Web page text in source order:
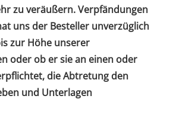
zu veräußern. Verpfändungen
uns der Besteller unverzüglich
zur Höhe unserer
oder ob er sie an einen oder
die Abtretung den
und Unterlagen